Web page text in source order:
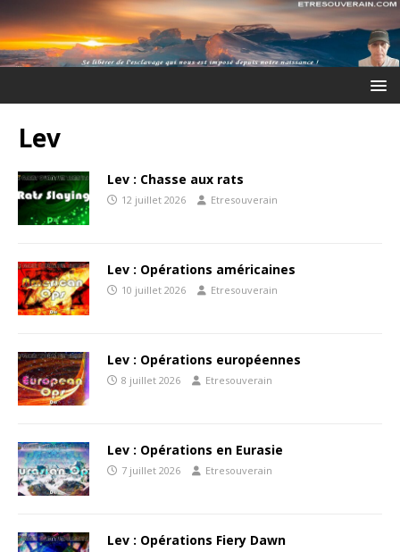
Lev
Lev : Chasse aux rats
12 juillet 2026 Etresouverain
Lev : Opérations américaines
10 juillet 2026 Etresouverain
Lev : Opérations européennes
8 juillet 2026 Etresouverain
Lev : Opérations en Eurasie
7 juillet 2026 Etresouverain
Lev : Opérations Fiery Dawn